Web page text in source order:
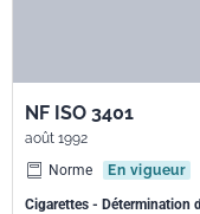
NF ISO 3401
août 1992
Norme
En vigueur
Cigarettes - Détermination